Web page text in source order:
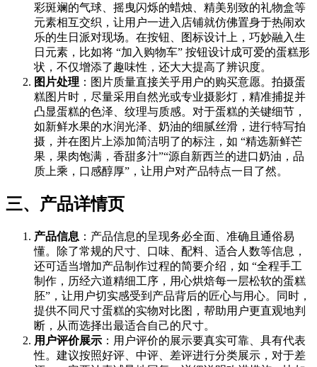
彩斑斓的气球、摇曳闪烁的蜡烛、精美别致的礼物盒等
元素相互交织，让用户一进入店铺就仿佛置身于热闹欢
乐的生日派对现场。在按钮、图标设计上，巧妙融入生
日元素，比如将 “加入购物车” 按钮设计成可爱的蛋糕形
状，不仅增添了趣味性，还大大提高了辨识度。
图片处理 ：图片质量直接关乎用户的购买意愿。拍摄蛋
糕图片时，尽量采用自然光或专业摄影灯，精准捕捉并
凸显蛋糕的色泽、纹理与质感。对于蛋糕的关键细节，
如新鲜水果的水润光泽、奶油的细腻丝滑，进行特写拍
摄，并在图片上添加简洁明了的标注，如 “精选新鲜芒
果，果肉饱满，香甜多汁”“源自新西兰的进口奶油，品
质上乘，口感醇厚”，让用户对产品特点一目了然。
三、产品详情页
产品信息 ：产品信息的呈现务必全面、准确且通俗易
懂。除了常规的尺寸、口味、配料、适合人数等信息，
还可适当增加产品制作过程的简要介绍，如 “全程手工
制作，历经六道精细工序，用心烘焙每一层松软的蛋糕
胚”，让用户切实感受到产品背后的匠心与用心。同时，
提供不同尺寸蛋糕的实物对比图，帮助用户更直观地判
断，从而选择出最适合自己的尺寸。
用户评价展示 ：用户评价的展示要真实可靠、具有代表
性。建议按照好评、中评、差评进行分类展示，对于差